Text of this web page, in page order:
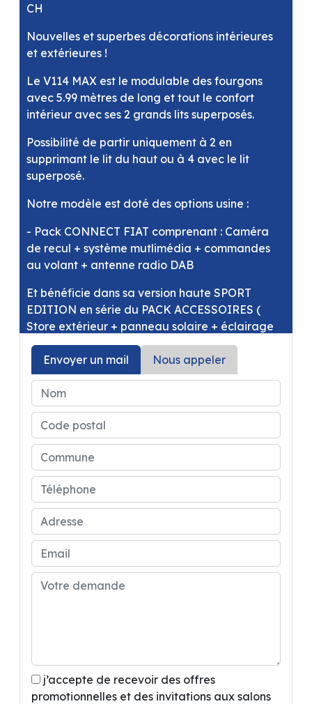
CH
Nouvelles et superbes décorations intérieures
et extérieures !
Le V114 MAX est le modulable des fourgons
avec 5.99 mètres de long et tout le confort
intérieur avec ses 2 grands lits superposés.
Possibilité de partir uniquement à 2 en
supprimant le lit du haut ou à 4 avec le lit
superposé.
Notre modèle est doté des options usine :
- Pack CONNECT FIAT comprenant : Caméra
de recul + système mutlimédia + commandes
au volant + antenne radio DAB
Et bénéficie dans sa version haute SPORT
EDITION en série du PACK ACCESSOIRES (
Store extérieur + panneau solaire + éclairage
extérieur porte d'entrée + moustiquaire latérale
+ stores occultants cabine + compléments
couchage dinette ) ainsi que du PACK LOOK (
volant en cuir, bouches d'aération chromées +
jantes alu noires 16 )
Prix de ce superbe fourgon parfaitement
équipé :62480 €
Envoyer un mail Nous appeler
j’accepte de recevoir des offres
promotionnelles et des invitations aux salons